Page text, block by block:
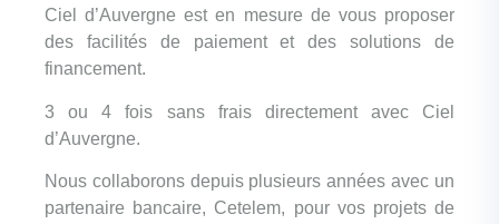
Ciel d’Auvergne est en mesure de vous proposer
des facilités de paiement et des solutions de
financement.
3 ou 4 fois sans frais directement avec Ciel
d’Auvergne.
Nous collaborons depuis plusieurs années avec un
partenaire bancaire, Cetelem, pour vos projets de